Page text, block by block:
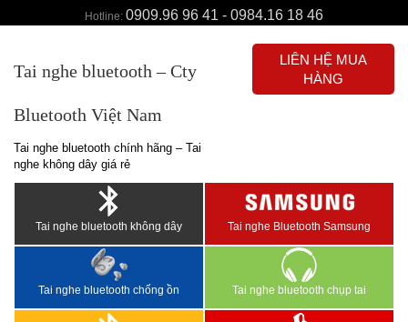
Hotline: 0909.96 96 41 - 0984.16 18 46
Tai nghe bluetooth – Cty
Bluetooth Việt Nam
Tai nghe bluetooth chính hãng – Tai
nghe không dây giá rẻ
LIÊN HỆ MUA
HÀNG
Tai nghe bluetooth không dây Tai nghe Bluetooth Samsung
Tai nghe bluetooth chống ồn Tai nghe bluetooth chụp tai